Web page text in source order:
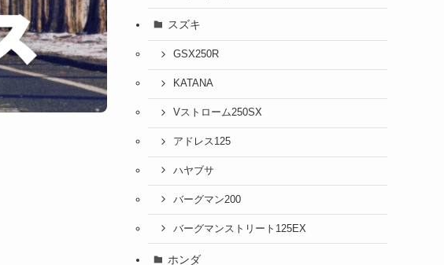
スズキ
GSX250R
KATANA
Vストローム250SX
アドレス125
ハヤブサ
バーグマン200
バーグマンストリート125EX
ホンダ